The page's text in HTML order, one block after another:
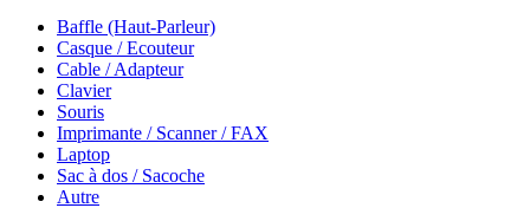
Baffle (Haut-Parleur)
Casque / Ecouteur
Cable / Adapteur
Clavier
Souris
Imprimante / Scanner / FAX
Laptop
Sac à dos / Sacoche
Autre